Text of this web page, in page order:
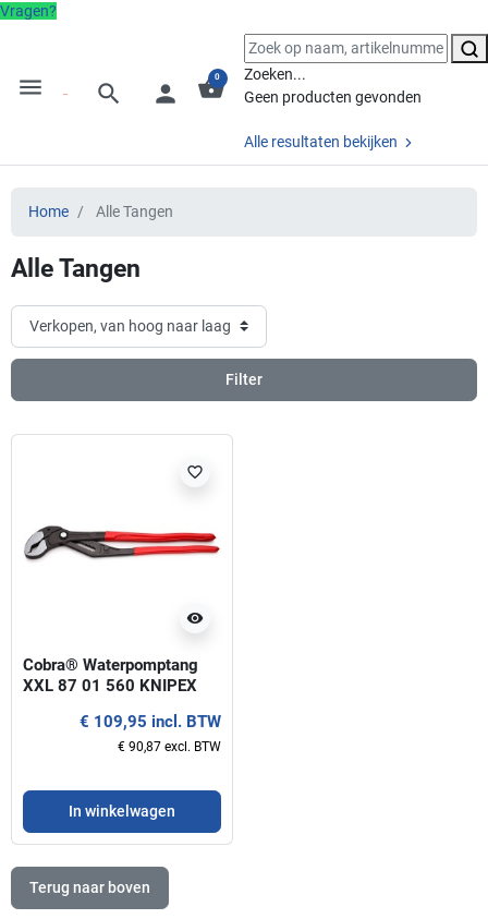
Vragen?
menu search person shopping_basket
0
Zoeken...
Geen producten gevonden
Alle resultaten bekijken
Home Alle Tangen
Alle Tangen
Filter
visibility
favorite_border
Cobra® Waterpomptang
XXL 87 01 560 KNIPEX
€ 109,95 incl. BTW
€ 90,87 excl. BTW
In winkelwagen
Terug naar boven